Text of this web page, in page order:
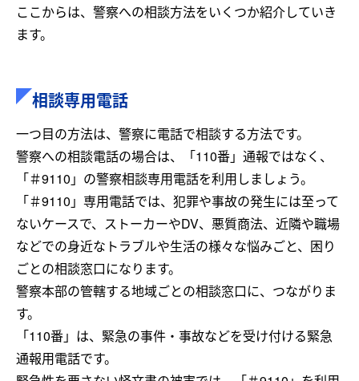
ここからは、警察への相談方法をいくつか紹介していき
ます。
相談専用電話
一つ目の方法は、警察に電話で相談する方法です。
警察への相談電話の場合は、「110番」通報ではなく、
「＃9110」の警察相談専用電話を利用しましょう。
「＃9110」専用電話では、犯罪や事故の発生には至って
ないケースで、ストーカーやDV、悪質商法、近隣や職場
などでの身近なトラブルや生活の様々な悩みごと、困り
ごとの相談窓口になります。
警察本部の管轄する地域ごとの相談窓口に、つながりま
す。
「110番」は、緊急の事件・事故などを受け付ける緊急
通報用電話です。